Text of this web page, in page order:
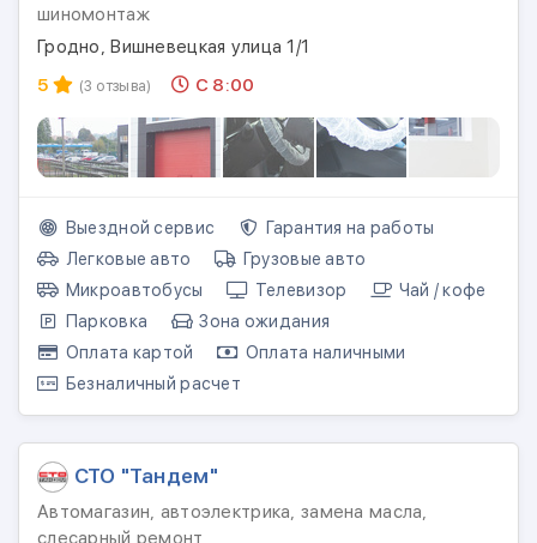
шиномонтаж
Гродно, Вишневецкая улица 1/1
5
(3 отзыва) С 8:00
Выездной сервис
Гарантия на работы
Легковые авто
Грузовые авто
Микроавтобусы
Телевизор
Чай / кофе
Парковка
Зона ожидания
Оплата картой
Оплата наличными
Безналичный расчет
СТО "Тандем"
Автомагазин, автоэлектрика, замена масла,
слесарный ремонт